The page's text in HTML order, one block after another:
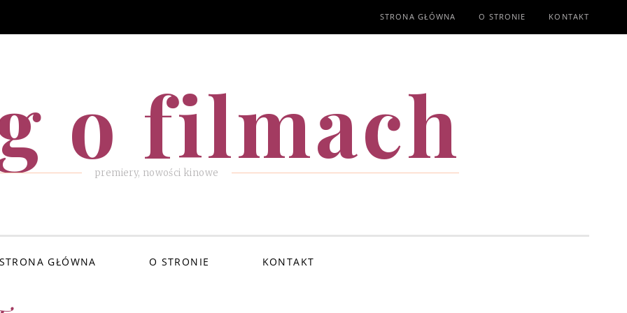
STRONA GŁÓWNA O STRONIE KONTAKT
o filmach
premiery, nowości kinowe
STRONA GŁÓWNA O STRONIE KONTAKT